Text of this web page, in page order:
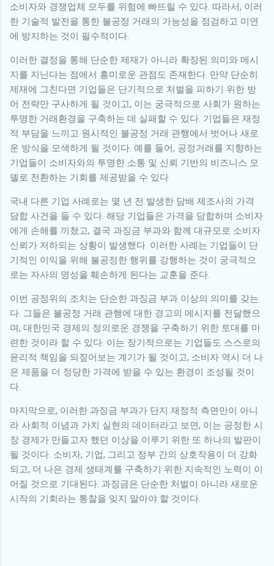
소비자와 경쟁업체 모두를 위험에 빠뜨릴 수 있다. 따라서, 이러
한 기술적 발전을 통한 불공정 거래의 가능성을 점검하고 미연
에 방지하는 것이 필수적이다.
이러한 결정을 통해 단순한 제재가 아니라 확장된 의미와 메시
지를 지닌다는 점에서 흥미로운 관점도 존재한다. 만약 단순히
제재에 그친다면 기업들은 단기적으로 처벌을 피하기 위한 방
어 전략만 구사하게 될 것이고, 이는 궁극적으로 사회가 원하는
투명한 거래환경을 구축하는 데 실패할 수 있다. 기업들은 재정
적 부담을 느끼고 원시적인 불공정 거래 관행에서 벗어나 새로
운 방식을 모색하게 될 것이다. 예를 들어, 공정거래를 지향하는
기업들이 소비자와의 투명한 소통 및 신뢰 기반의 비즈니스 모
델로 전환하는 기회를 제공받을 수 있다.
국내 다른 기업 사례로는 몇 년 전 발생한 담배 제조사의 가격
담합 사건을 들 수 있다. 해당 기업들은 가격을 담합하며 소비자
에게 손해를 끼쳤고, 결국 과징금 부과와 함께 대규모로 소비자
신뢰가 저하되는 상황이 발생했다. 이러한 사례는 기업들이 단
기적인 이익을 위해 불공정한 행위를 강행하는 것이 궁극적으
로는 자사의 명성을 훼손하게 된다는 교훈을 준다.
이번 공정위의 조치는 단순한 과징금 부과 이상의 의미를 갖는
다. 그들은 불공정 거래 관행에 대한 경고의 메시지를 전달했으
며, 대한민국 경제의 정의로운 경쟁을 구축하기 위한 토대를 마
련한 것이라 할 수 있다. 이는 장기적으로는 기업들도 스스로의
윤리적 책임을 되짚어보는 계기가 될 것이고, 소비자 역시 더 나
은 제품을 더 정당한 가격에 받을 수 있는 환경이 조성될 것이
다.
마지막으로, 이러한 과징금 부과가 단지 재정적 측면만이 아니
라 사회적 이념과 가치 실현의 데이터라고 보면, 이는 공정한 시
장 경제가 만들고자 했던 이상을 이루기 위한 또 하나의 발판이
될 것이다. 소비자, 기업, 그리고 정부 간의 상호작용이 더 강화
되고, 더 나은 경제 생태계를 구축하기 위한 지속적인 노력이 이
어질 것으로 기대된다. 과징금은 단순한 처벌이 아니라 새로운
시작의 기회라는 통찰을 잊지 말아야 할 것이다.